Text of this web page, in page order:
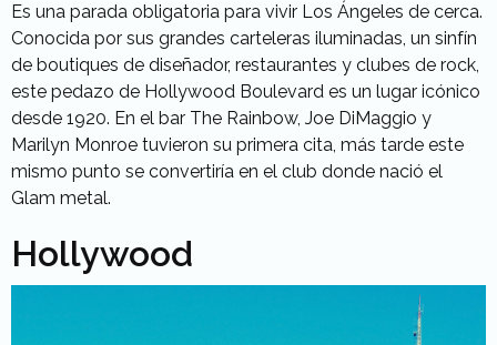
Es una parada obligatoria para vivir Los Ángeles de cerca.
Conocida por sus grandes carteleras iluminadas, un sinfín
de boutiques de diseñador, restaurantes y clubes de rock,
este pedazo de Hollywood Boulevard es un lugar icónico
desde 1920. En el bar The Rainbow, Joe DiMaggio y
Marilyn Monroe tuvieron su primera cita, más tarde este
mismo punto se convertiría en el club donde nació el
Glam metal.
Hollywood